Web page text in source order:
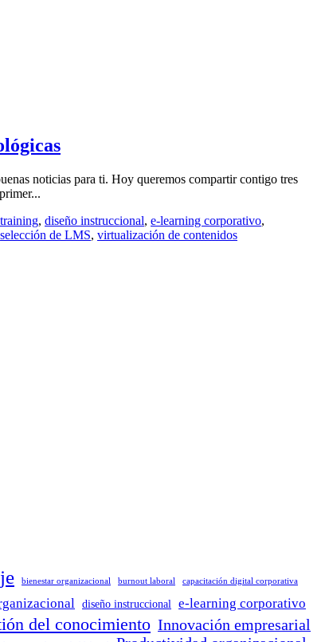
noticias para ti. Hoy queremos compartir contigo tres
, diseño instruccional, e-learning corporativo,
selección de LMS, virtualización de contenidos
bienestar organizacional burnout laboral capacitación digital corporativa
diseño instruccional e-learning corporativo
del conocimiento Innovación empresarial